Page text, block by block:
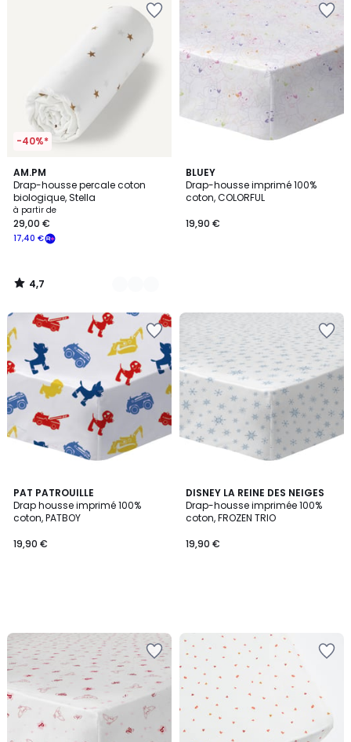
-40%*
AM.PM
Drap-housse percale coton
biologique, Stella
à partir de
17,40 €
29,00 €
4,7
/ 5
2
Couleurs
4,7
/
BLUEY
Drap-housse imprimé 100%
coton, COLORFUL
19,90 €
PAT PATROUILLE
Drap housse imprimé 100%
coton, PATBOY
19,90 €
DISNEY LA REINE DES NEIGES
Drap-housse imprimée 100%
coton, FROZEN TRIO
19,90 €